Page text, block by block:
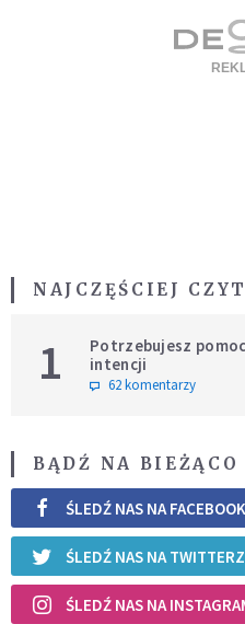
NAJCZĘŚCIEJ
1
Potrzebujesz
intencji
62 komentarzy
BĄDŹ NA BIEŻĄCO
ŚLEDŹ NAS NA
ŚLEDŹ NAS NA
ŚLEDŹ NAS NA